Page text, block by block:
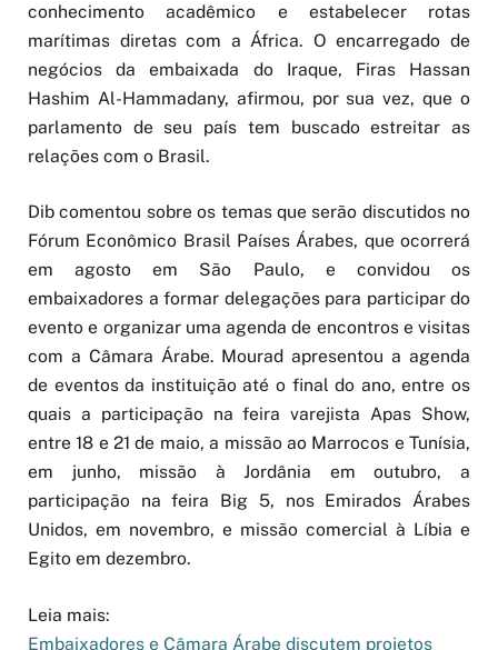
conhecimento acadêmico e estabelecer rotas
marítimas diretas com a África. O encarregado de
negócios da embaixada do Iraque, Firas Hassan
Hashim Al-Hammadany, afirmou, por sua vez, que o
parlamento de seu país tem buscado estreitar as
relações com o Brasil.
Dib comentou sobre os temas que serão discutidos no
Fórum Econômico Brasil Países Árabes, que ocorrerá
em agosto em São Paulo, e convidou os
embaixadores a formar delegações para participar do
evento e organizar uma agenda de encontros e visitas
com a Câmara Árabe. Mourad apresentou a agenda
de eventos da instituição até o final do ano, entre os
quais a participação na feira varejista Apas Show,
entre 18 e 21 de maio, a missão ao Marrocos e Tunísia,
em junho, missão à Jordânia em outubro, a
participação na feira Big 5, nos Emirados Árabes
Unidos, em novembro, e missão comercial à Líbia e
Egito em dezembro.
Leia mais:
Embaixadores e Câmara Árabe discutem projetos